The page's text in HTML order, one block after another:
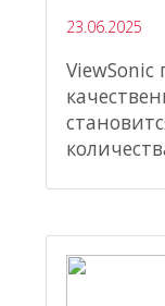
23.06.2025
ViewSonic